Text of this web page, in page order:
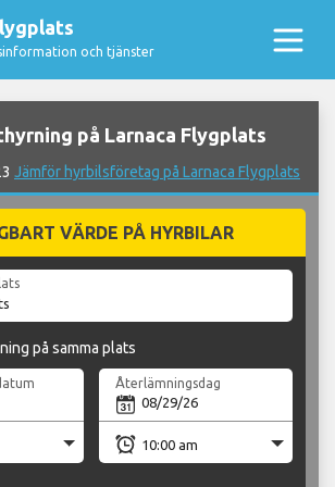
och tjänster
på Larnaca Flygplats
Jämför hyrbilsföretag på Larnaca Flygplats
VÄRDE PÅ HYRBILAR
på samma plats
Återlämningsdag